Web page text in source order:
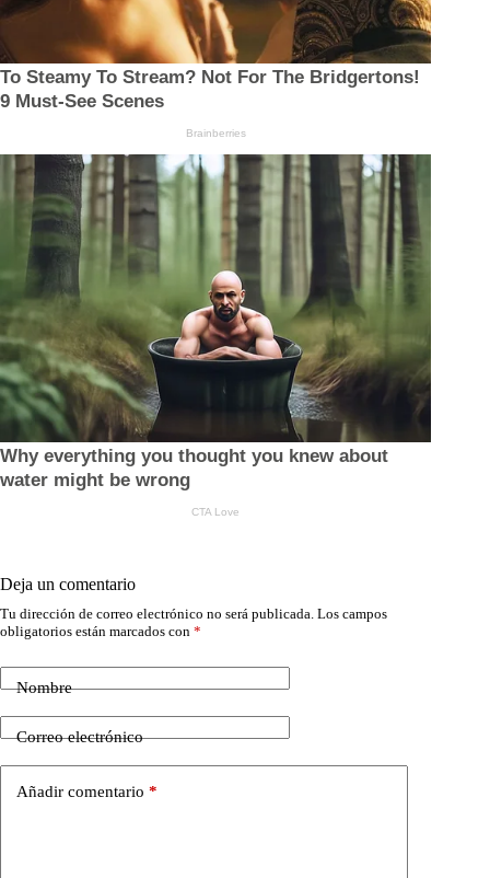
Deja un comentario
Tu dirección de correo electrónico no será publicada. Los campos
obligatorios están marcados con *
Nombre
Correo electrónico
Añadir comentario *